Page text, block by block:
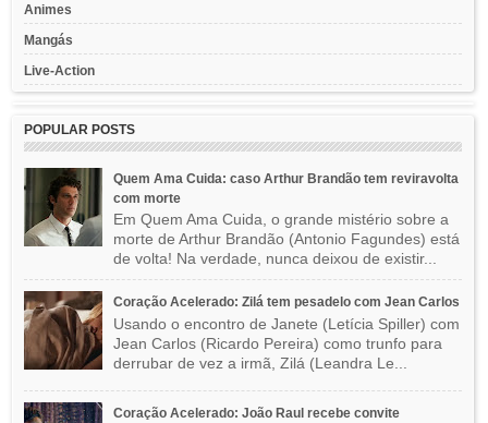
Animes
Mangás
Live-Action
POPULAR POSTS
Quem Ama Cuida: caso Arthur Brandão tem reviravolta
com morte
Em Quem Ama Cuida, o grande mistério sobre a
morte de Arthur Brandão (Antonio Fagundes) está
de volta! Na verdade, nunca deixou de existir...
Coração Acelerado: Zilá tem pesadelo com Jean Carlos
Usando o encontro de Janete (Letícia Spiller) com
Jean Carlos (Ricardo Pereira) como trunfo para
derrubar de vez a irmã, Zilá (Leandra Le...
Coração Acelerado: João Raul recebe convite